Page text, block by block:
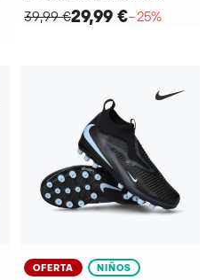
39,99 €29,99 €−25%
OFERTA NIÑOS